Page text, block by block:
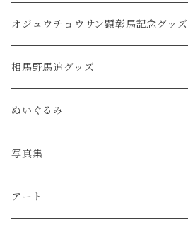
バッグ
ファッション小物
クリアファイル・ノート
ステッカー・ポストカード
キーホルダー
缶バッジ
アクリルスタンド
オジュウチョウサン顕彰馬記念グッズ
相馬野馬追グッズ
ぬいぐるみ
写真集
アート